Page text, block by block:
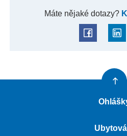
Máte nějaké dotazy?